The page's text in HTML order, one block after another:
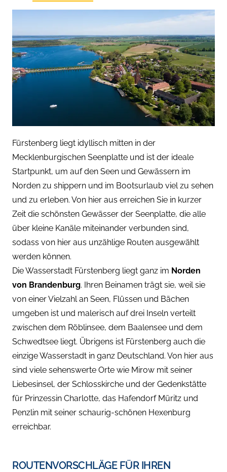
Fürstenberg liegt idyllisch mitten in der
Mecklenburgischen Seenplatte und ist der ideale
Startpunkt, um auf den Seen und Gewässern im
Norden zu shippern und im Bootsurlaub viel zu sehen
und zu erleben. Von hier aus erreichen Sie in kurzer
Zeit die schönsten Gewässer der Seenplatte, die alle
über kleine Kanäle miteinander verbunden sind,
sodass von hier aus unzählige Routen ausgewählt
werden können.
Die Wasserstadt Fürstenberg liegt ganz im Norden
von Brandenburg. Ihren Beinamen trägt sie, weil sie
von einer Vielzahl an Seen, Flüssen und Bächen
umgeben ist und malerisch auf drei Inseln verteilt
zwischen dem Röblinsee, dem Baalensee und dem
Schwedtsee liegt. Übrigens ist Fürstenberg auch die
einzige Wasserstadt in ganz Deutschland. Von hier aus
sind viele sehenswerte Orte wie Mirow mit seiner
Liebesinsel, der Schlosskirche und der Gedenkstätte
für Prinzessin Charlotte, das Hafendorf Müritz und
Penzlin mit seiner schaurig-schönen Hexenburg
erreichbar.
ROUTENVORSCHLÄGE FÜR IHREN